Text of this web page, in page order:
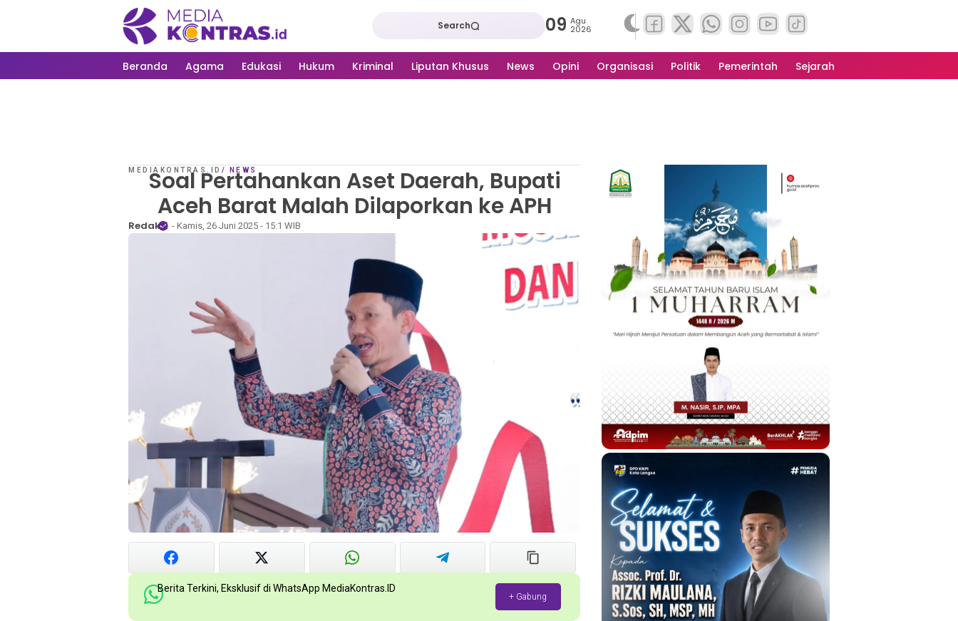
Search 09 Agu
2026
Beranda Agama Edukasi Hukum Kriminal Liputan Khusus News Opini Organisasi Politik Pemerintah Sejarah
MEDIAKONTRAS.ID / NEWS
Soal Pertahankan Aset Daerah, Bupati
Aceh Barat Malah Dilaporkan ke APH
Redaksi - Kamis, 26 Juni 2025 - 15:1 WIB
Berita Terkini, Eksklusif di WhatsApp MediaKontras.ID
+ Gabung